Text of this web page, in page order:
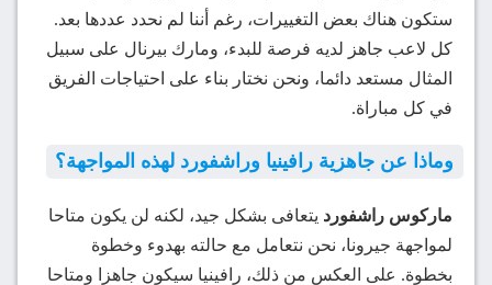
ستكون هناك بعض التغييرات، رغم أننا لم نحدد عددها بعد.
كل لاعب جاهز لديه فرصة للبدء، ومارك بيرنال على سبيل
المثال مستعد دائما، ونحن نختار بناء على احتياجات الفريق
في كل مباراة.
وماذا عن جاهزية رافينيا وراشفورد لهذه المواجهة؟
ماركوس راشفورد يتعافى بشكل جيد، لكنه لن يكون متاحا
لمواجهة جيرونا، نحن نتعامل مع حالته بهدوء وخطوة
بخطوة. على العكس من ذلك، رافينيا سيكون جاهزا ومتاحا